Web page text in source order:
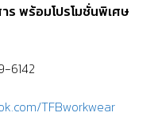
พร้อมโปรโมชั่นพิเศษ
6142
TFBworkwear